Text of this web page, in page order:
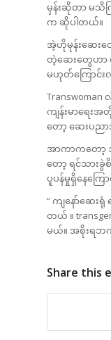
မှန်းဆိုတာ မသိက
က ဆိုပါတယ်။
အဲ့ဟိုမုန်းဆေးတွ
တဲ့ဆေးတွေဟာ
မဟုတ်ကြောင်
ကျန်းမာရေး
တော့ ဆေးပညာ
အာကာကတော့
တော့ ရင်သား
ပူပန်မှုရှိနေကြ
“ ကျနော်ဆေး
တယ် ။
မယ်။ အစိုးရဘ
Share this